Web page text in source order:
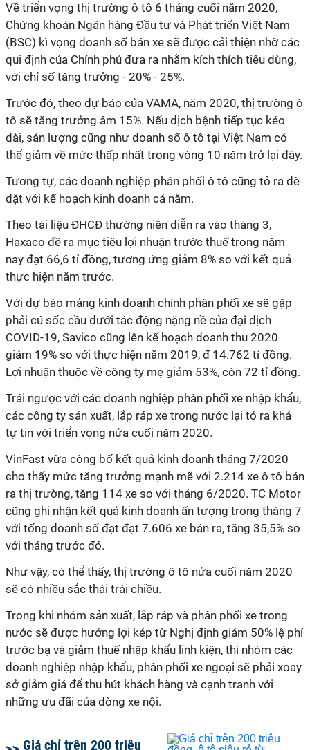
Về triển vọng thị trường ô tô 6 tháng cuối năm 2020,
Chứng khoán Ngân hàng Đầu tư và Phát triển Việt Nam
(BSC) kì vọng doanh số bán xe sẽ được cải thiện nhờ các
qui định của Chính phủ đưa ra nhằm kích thích tiêu dùng,
với chỉ số tăng trưởng - 20% - 25%.
Trước đó, theo dự báo của VAMA, năm 2020, thị trường ô
tô sẽ tăng trưởng âm 15%. Nếu dịch bệnh tiếp tục kéo
dài, sản lượng cũng như doanh số ô tô tại Việt Nam có
thể giảm về mức thấp nhất trong vòng 10 năm trở lại đây.
Tương tự, các doanh nghiệp phân phối ô tô cũng tỏ ra dè
dặt với kế hoạch kinh doanh cả năm.
Theo tài liệu ĐHCĐ thường niên diễn ra vào tháng 3,
Haxaco đề ra mục tiêu lợi nhuận trước thuế trong năm
nay đạt 66,6 tỉ đồng, tương ứng giảm 8% so với kết quả
thực hiện năm trước.
Với dự báo mảng kinh doanh chính phân phối xe sẽ gặp
phải cú sốc cầu dưới tác động nặng nề của đại dịch
COVID-19, Savico cũng lên kế hoạch doanh thu 2020
giảm 19% so với thực hiện năm 2019, đ 14.762 tỉ đồng.
Lợi nhuận thuộc về công ty mẹ giảm 53%, còn 72 tỉ đồng.
Trái ngược với các doanh nghiệp phân phối xe nhập khẩu,
các công ty sản xuất, lắp ráp xe trong nước lại tỏ ra khá
tự tin với triển vọng nửa cuối năm 2020.
VinFast vừa công bố kết quả kinh doanh tháng 7/2020
cho thấy mức tăng trưởng mạnh mẽ với 2.214 xe ô tô bán
ra thị trường, tăng 114 xe so với tháng 6/2020. TC Motor
cũng ghi nhận kết quả kinh doanh ấn tượng trong tháng 7
với tống doanh số đạt đạt 7.606 xe bán ra, tăng 35,5% so
với tháng trước đó.
Như vậy, có thể thấy, thị trường ô tô nửa cuối năm 2020
sẽ có nhiều sắc thái trái chiều.
Trong khi nhóm sản xuất, lắp ráp và phân phối xe trong
nước sẽ được hưởng lợi kép từ Nghị định giảm 50% lệ phí
trước bạ và giảm thuế nhập khẩu linh kiện, thì nhóm các
doanh nghiệp nhập khẩu, phân phối xe ngoại sẽ phải xoay
sở giảm giá để thu hút khách hàng và cạnh tranh với
những ưu đãi của dòng xe nội.
Giá chỉ trên 200 triệu